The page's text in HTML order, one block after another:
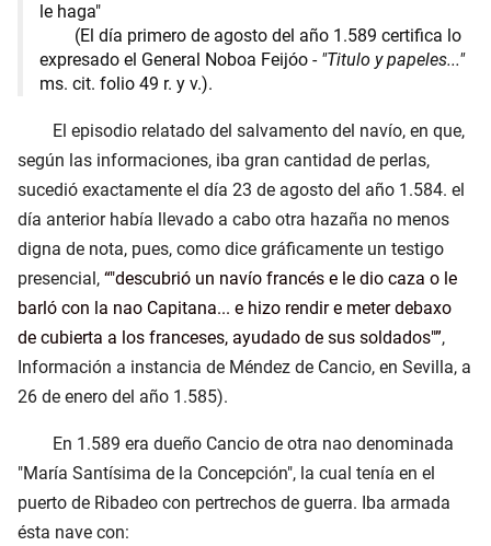
le haga"
(El día primero de agosto del año 1.589 certifica lo
expresado el General Noboa Feijóo - "Titulo y papeles..."
ms. cit. folio 49 r. y v.).
El episodio relatado del salvamento del navío, en que,
según las informaciones, iba gran cantidad de perlas,
sucedió exactamente el día 23 de agosto del año 1.584. el
día anterior había llevado a cabo otra hazaña no menos
digna de nota, pues, como dice gráficamente un testigo
presencial, "descubrió un navío francés e le dio caza o le
barló con la nao Capitana... e hizo rendir e meter debaxo
de cubierta a los franceses, ayudado de sus soldados" ,
Información a instancia de Méndez de Cancio, en Sevilla, a
26 de enero del año 1.585).
En 1.589 era dueño Cancio de otra nao denominada
"María Santísima de la Concepción", la cual tenía en el
puerto de Ribadeo con pertrechos de guerra. Iba armada
ésta nave con: